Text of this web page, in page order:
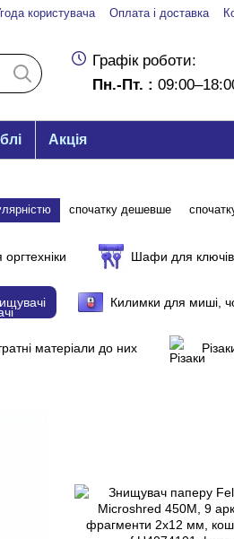
користувача Оплата і доставка
Графік роботи:
Пн.-Пт. :
Акція
спочатку дешевше
Шафи для
Килимки для миші,
матеріали до них